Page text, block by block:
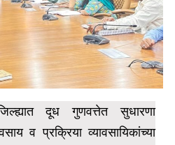
दूध गुणवत्तेत सुधारणा
व प्रक्रिया व्यावसायिकांच्या